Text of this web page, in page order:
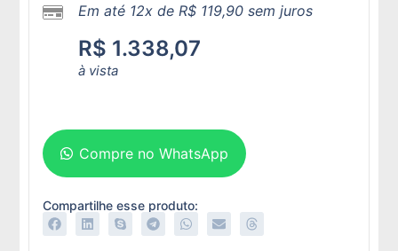
Em até 12x de R$ 119,90 sem juros
R$ 1.338,07
à vista
Compre no WhatsApp
Compartilhe esse produto: